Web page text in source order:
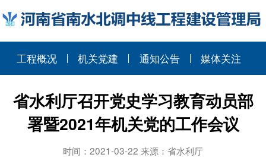
工程概况 机关党建 通知公告 媒体关注
省水利厅召开党史学习教育动员部
署暨2021年机关党的工作会议
时间：2021-03-22 来源：省水利厅